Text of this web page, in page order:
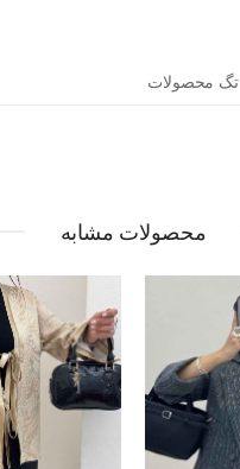
تگ محصولات
محصولات مشابه